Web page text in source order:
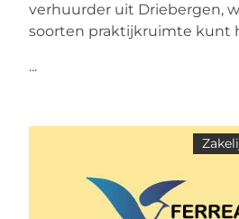
verhuurder uit Driebergen,
soorten praktijkruimte kunt
...